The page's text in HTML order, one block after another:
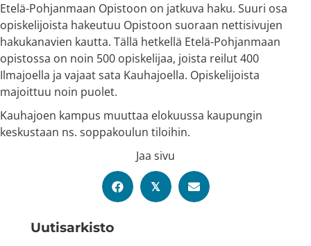
Uutis­arkisto
Etelä-Pohjanmaan Opistoon on jatkuva haku. Suuri osa
opiskelijoista hakeutuu Opistoon suoraan nettisivujen
hakukanavien kautta. Tällä hetkellä Etelä-Pohjanmaan
opistossa on noin 500 opiskelijaa, joista reilut 400
Ilmajoella ja vajaat sata Kauhajoella. Opiskelijoista
majoittuu noin puolet.
Kauhajoen kampus muuttaa elokuussa kaupungin
keskustaan ns. soppakoulun tiloihin.
Jaa sivu
𝕏